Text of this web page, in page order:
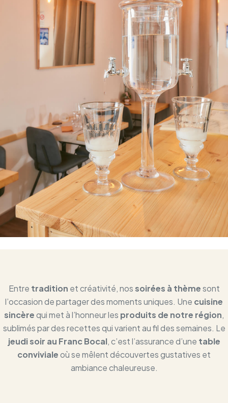
Entre tradition et créativité, nossoirées à thèmesont
l’occasion de partager des moments uniques. Une cuisine
sincèrequi met à l’honneur les produits de notre région,
sublimés par des recettes qui varient au fil des semaines. Le
jeudi soir au Franc Bocal, c’est l’assurance d’une table
convivialeoù se mêlent découvertes gustatives et
ambiance chaleureuse.